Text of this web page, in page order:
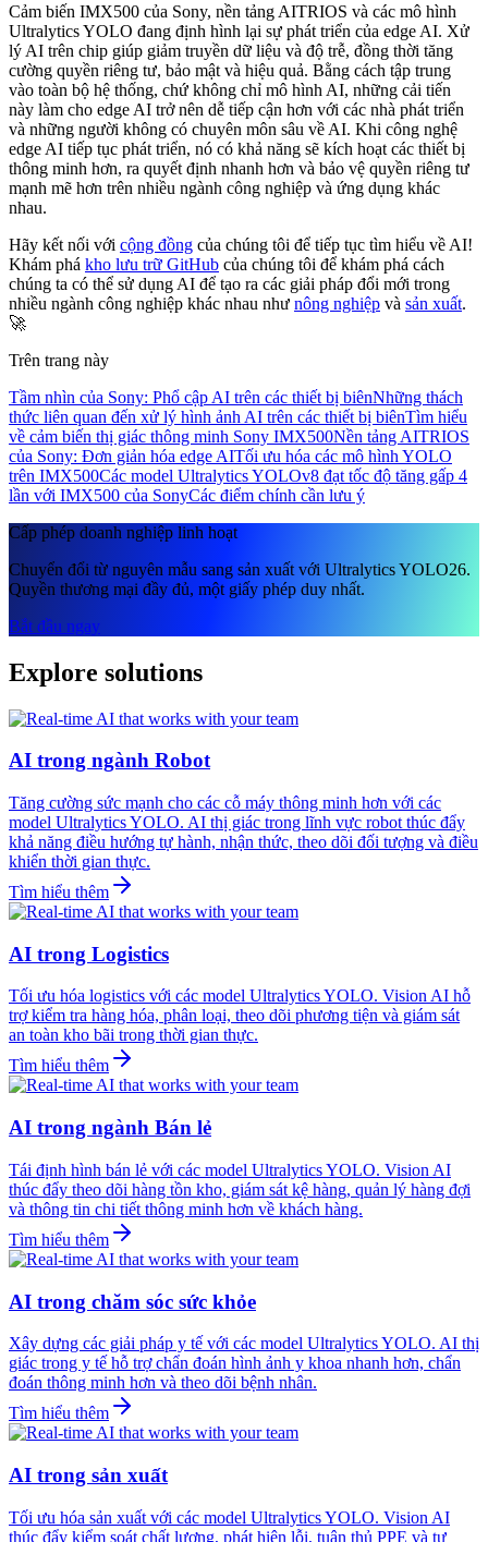
Cảm biến IMX500 của Sony, nền tảng AITRIOS và các mô hình
Ultralytics YOLO đang định hình lại sự phát triển của edge AI. Xử
lý AI trên chip giúp giảm truyền dữ liệu và độ trễ, đồng thời tăng
cường quyền riêng tư, bảo mật và hiệu quả. Bằng cách tập trung
vào toàn bộ hệ thống, chứ không chỉ mô hình AI, những cải tiến
này làm cho edge AI trở nên dễ tiếp cận hơn với các nhà phát triển
và những người không có chuyên môn sâu về AI. Khi công nghệ
edge AI tiếp tục phát triển, nó có khả năng sẽ kích hoạt các thiết bị
thông minh hơn, ra quyết định nhanh hơn và bảo vệ quyền riêng tư
mạnh mẽ hơn trên nhiều ngành công nghiệp và ứng dụng khác
nhau.
Hãy kết nối với cộng đồng của chúng tôi để tiếp tục tìm hiểu về AI!
Khám phá kho lưu trữ GitHub của chúng tôi để khám phá cách
chúng ta có thể sử dụng AI để tạo ra các giải pháp đổi mới trong
nhiều ngành công nghiệp khác nhau như nông nghiệp và sản xuất.
🚀
Trên trang này
Tầm nhìn của Sony: Phổ cập AI trên các thiết bị biênNhững thách
thức liên quan đến xử lý hình ảnh AI trên các thiết bị biênTìm hiểu
về cảm biến thị giác thông minh Sony IMX500Nền tảng AITRIOS
của Sony: Đơn giản hóa edge AITối ưu hóa các mô hình YOLO
trên IMX500Các model Ultralytics YOLOv8 đạt tốc độ tăng gấp 4
lần với IMX500 của SonyCác điểm chính cần lưu ý
Cấp phép doanh nghiệp linh hoạt
Chuyển đổi từ nguyên mẫu sang sản xuất với Ultralytics YOLO26.
Quyền thương mại đầy đủ, một giấy phép duy nhất.
Bắt đầu ngay
Explore solutions
AI trong ngành Robot
Tăng cường sức mạnh cho các cỗ máy thông minh hơn với các
model Ultralytics YOLO. AI thị giác trong lĩnh vực robot thúc đẩy
khả năng điều hướng tự hành, nhận thức, theo dõi đối tượng và điều
khiển thời gian thực.
Tìm hiểu thêm
AI trong Logistics
Tối ưu hóa logistics với các model Ultralytics YOLO. Vision AI hỗ
trợ kiểm tra hàng hóa, phân loại, theo dõi phương tiện và giám sát
an toàn kho bãi trong thời gian thực.
Tìm hiểu thêm
AI trong ngành Bán lẻ
Tái định hình bán lẻ với các model Ultralytics YOLO. Vision AI
thúc đẩy theo dõi hàng tồn kho, giám sát kệ hàng, quản lý hàng đợi
và thông tin chi tiết thông minh hơn về khách hàng.
Tìm hiểu thêm
AI trong chăm sóc sức khỏe
Xây dựng các giải pháp y tế với các model Ultralytics YOLO. AI thị
giác trong y tế hỗ trợ chẩn đoán hình ảnh y khoa nhanh hơn, chẩn
đoán thông minh hơn và theo dõi bệnh nhân.
Tìm hiểu thêm
AI trong sản xuất
Tối ưu hóa sản xuất với các model Ultralytics YOLO. Vision AI
thúc đẩy kiểm soát chất lượng, phát hiện lỗi, tuân thủ PPE và tự